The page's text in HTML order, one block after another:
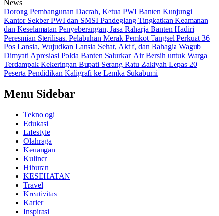
News
Dorong Pembangunan Daerah, Ketua PWI Banten Kunjungi
Kantor Sekber PWI dan SMSI Pandeglang Tingkatkan Keamanan
dan Keselamatan Penyeberangan, Jasa Raharja Banten Hadiri
Peresmian Sterilisasi Pelabuhan Merak Pemkot Tangsel Perkuat 36
Pos Lansia, Wujudkan Lansia Sehat, Aktif, dan Bahagia Wagub
Dimyati Apresiasi Polda Banten Salurkan Air Bersih untuk Warga
Terdampak Kekeringan Bupati Serang Ratu Zakiyah Lepas 20
Peserta Pendidikan Kaligrafi ke Lemka Sukabumi
Menu Sidebar
Teknologi
Edukasi
Lifestyle
Olahraga
Keuangan
Kuliner
Hiburan
KESEHATAN
Travel
Kreativitas
Karier
Inspirasi